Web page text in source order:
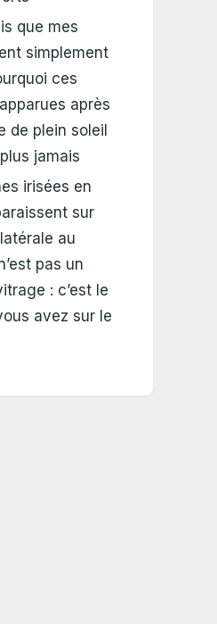
que mes
simplement
ces
après
de plein soleil
jamais
irisées en
sur
au
pas un
: c’est le
avez sur le